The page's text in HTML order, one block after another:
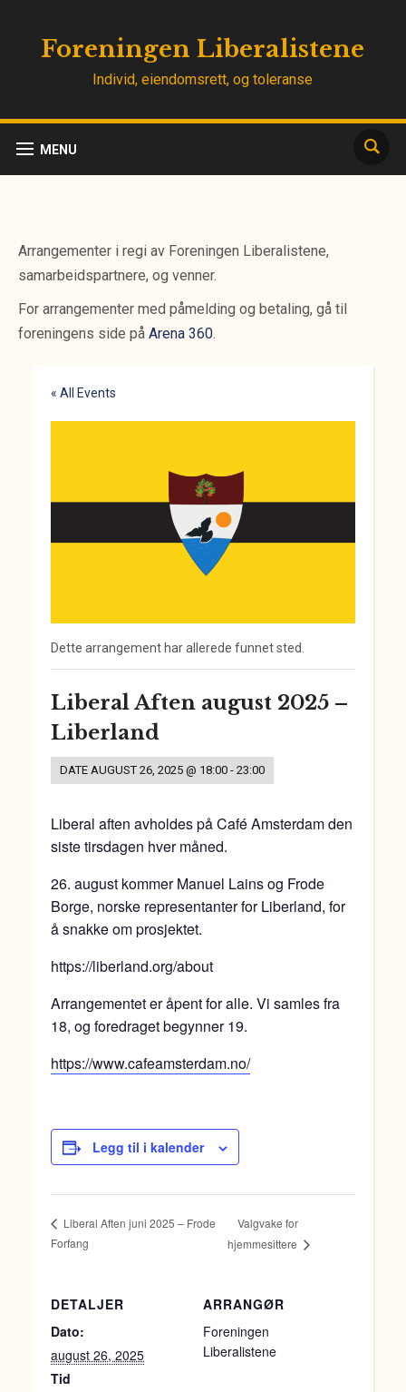
Foreningen Liberalistene
Individ, eiendomsrett, og toleranse
MENU
Arrangementer i regi av Foreningen Liberalistene,
samarbeidspartnere, og venner.
For arrangementer med påmelding og betaling, gå til
foreningens side på Arena 360.
« All Events
Dette arrangement har allerede funnet sted.
Liberal Aften august 2025 –
Liberland
DATE AUGUST 26, 2025 @ 18:00 -23:00
Liberal aften avholdes på Café Amsterdam den
siste tirsdagen hver måned.
26. august kommer Manuel Lains og Frode
Borge, norske representanter for Liberland, for
å snakke om prosjektet.
https://liberland.org/about
Arrangementet er åpent for alle. Vi samles fra
18, og foredraget begynner 19.
https://www.cafeamsterdam.no/
Legg til i kalender
DETALJER
Dato:
august 26, 2025
Tid
ARRANGØR
Foreningen
Liberalistene
Liberal Aften juni 2025 – Frode
Forfang
Valgvake for
hjemmesittere